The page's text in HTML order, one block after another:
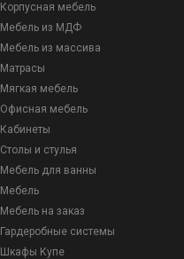
Корпусная мебель
Мебель из МДФ
Мебель из массива
Матрасы
Мягкая мебель
Офисная мебель
Кабинеты
Столы и стулья
Мебель для ванны
Мебель
Мебель на заказ
Гардеробные системы
Шкафы Купе